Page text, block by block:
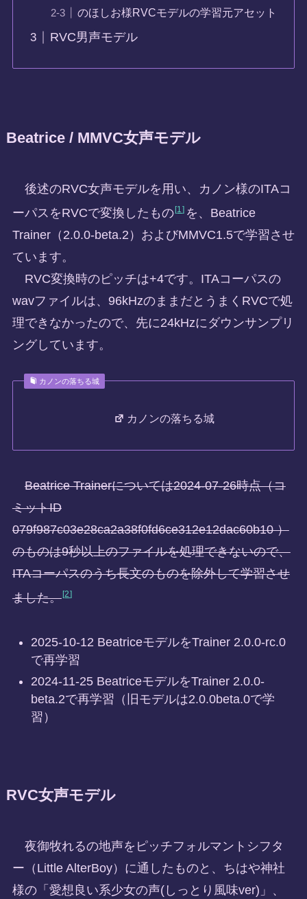
のほしお様RVCモデルの学習元アセット
RVC男声モデル
Beatrice / MMVC女声モデル
後述のRVC女声モデルを用い、カノン様のITAコ
ーパスをRVCで変換したもの 1
を、Beatrice
Trainer（2.0.0-beta.2）およびMMVC1.5で学習させ
ています。
RVC変換時のピッチは+4です。ITAコーパスの
wavファイルは、96kHzのままだとうまくRVCで処
理できなかったので、先に24kHzにダウンサンプリ
ングしています。
カノンの落ちる城
カノンの落ちる城
Beatrice Trainerについては2024-07-26時点（コ
ミットID
079f987c03e28ca2a38f0fd6ce312e12dac60b10 ）
のものは9秒以上のファイルを処理できないので、
ITAコーパスのうち長文のものを除外して学習させ
ました。 2
2025-10-12 BeatriceモデルをTrainer 2.0.0-rc.0
で再学習
2024-11-25 BeatriceモデルをTrainer 2.0.0-
beta.2で再学習（旧モデルは2.0.0beta.0で学
習）
RVC女声モデル
夜御牧れるの地声をピッチフォルマントシフタ
ー（Little AlterBoy）に通したものと、ちはや神社
様の「愛想良い系少女の声(しっとり風味ver)」、